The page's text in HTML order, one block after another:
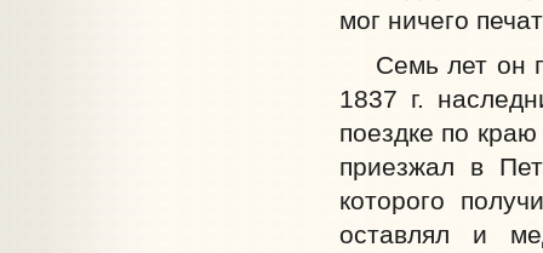
мог ничего
Семь лет он
1837 г.
поездке по
приезжал в
которого
оставлял и